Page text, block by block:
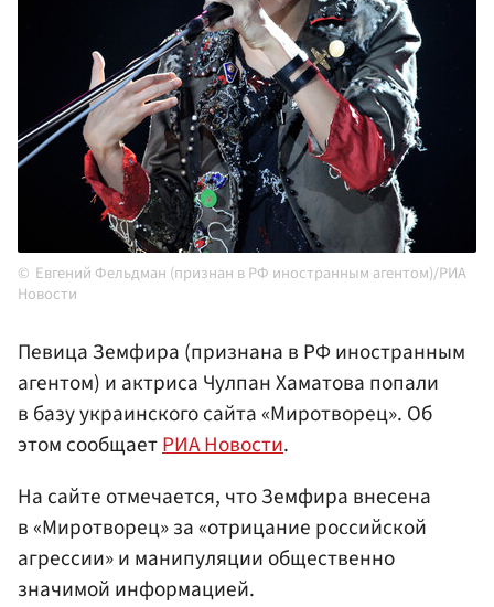
Евгений Фельдман (признан в РФ иностранным агентом)/РИА
Новости
Певица Земфира (признана в РФ иностранным
агентом) и актриса Чулпан Хаматова попали
в базу украинского сайта «Миротворец». Об
этом сообщаетРИА Новости.
На сайте отмечается, что Земфира внесена
в «Миротворец» за «отрицание российской
агрессии» и манипуляции общественно
значимой информацией.